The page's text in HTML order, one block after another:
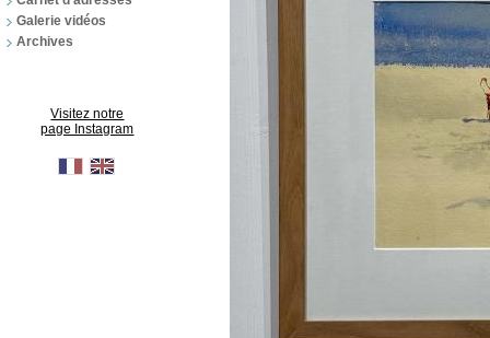
Galerie vidéos
Archives
Visitez notre
page Instagram